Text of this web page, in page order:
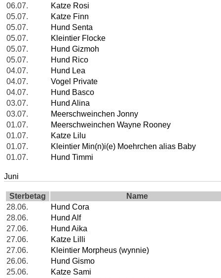
06.07.
Katze Rosi
05.07.
Katze Finn
05.07.
Hund Senta
05.07.
Kleintier Flocke
05.07.
Hund Gizmoh
05.07.
Hund Rico
04.07.
Hund Lea
04.07.
Vogel Private
04.07.
Hund Basco
03.07.
Hund Alina
03.07.
Meerschweinchen Jonny
01.07.
Meerschweinchen Wayne Rooney
01.07.
Katze Lilu
01.07.
Kleintier Min(n)i(e) Moehrchen alias Baby
01.07.
Hund Timmi
Juni
Sterbetag
Name
28.06.
Hund Cora
28.06.
Hund Alf
27.06.
Hund Aika
27.06.
Katze Lilli
27.06.
Kleintier Morpheus (wynnie)
26.06.
Hund Gismo
25.06.
Katze Sami